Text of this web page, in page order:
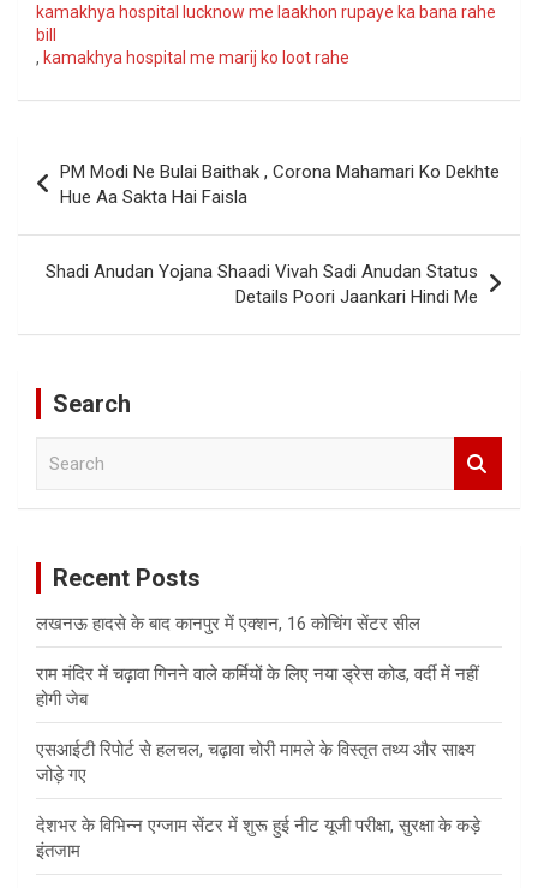
kamakhya hospital lucknow me laakhon rupaye ka bana rahe
bill
, kamakhya hospital me marij ko loot rahe
navigation
PM Modi Ne Bulai Baithak , Corona Mahamari Ko Dekhte
Hue Aa Sakta Hai Faisla
Shadi Anudan Yojana Shaadi Vivah Sadi Anudan Status
Details Poori Jaankari Hindi Me
Search
Recent Posts
लखनऊ हादसे के बाद कानपुर में एक्शन, 16 कोचिंग सेंटर सील
राम मंदिर में चढ़ावा गिनने वाले कर्मियों के लिए नया ड्रेस कोड, वर्दी में नहीं
होगी जेब
एसआईटी रिपोर्ट से हलचल, चढ़ावा चोरी मामले के विस्तृत तथ्य और साक्ष्य
जोड़े गए
देशभर के विभिन्न एग्जाम सेंटर में शुरू हुई नीट यूजी परीक्षा, सुरक्षा के कड़े
इंतजाम